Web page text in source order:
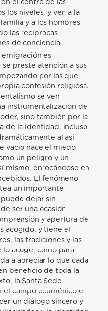
en el centro de las
los niveles, y ven a la
y a los hombres
las reciprocas
de conciencia.
emigración es
preste atención a sus
por las que
confesión religiosa.
se ven
instrumentalización de
sino también por la
de la identidad, incluso
al así
vacío nace el miedo
un peligro y un
mismo, enrocándose en
El fenómeno
un importante
dejar sin
ser una ocasión
y apertura de
acogido, y tiene el
las tradiciones y las
lo acoge, como para
a apreciar lo que cada
beneficio de toda la
la Santa Sede
el campo ecuménico e
un diálogo sincero y